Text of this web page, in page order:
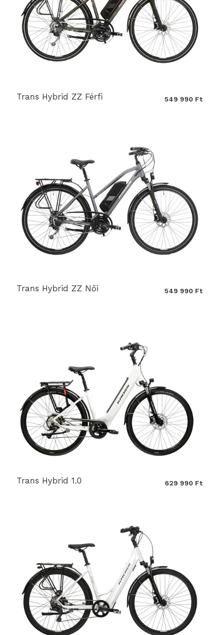
Trans Hybrid ZZ Férfi 549 990 Ft
Trans Hybrid ZZ Női 549 990 Ft
Trans Hybrid 1.0 629 990 Ft